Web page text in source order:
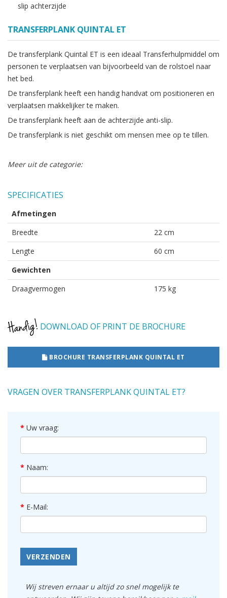
slip achterzijde
TRANSFERPLANK QUINTAL ET
De transferplank Quintal ET is een ideaal Transferhulpmiddel om
personen te verplaatsen van bijvoorbeeld van de rolstoel naar
het bed.
De transferplank heeft een handig handvat om positioneren en
verplaatsen makkelijker te maken.
De transferplank heeft aan de achterzijde anti-slip.
De transferplank is niet geschikt om mensen mee op te tillen.
Meer uit de categorie:
SPECIFICATIES
Afmetingen
Breedte
22 cm
Lengte
60 cm
Gewichten
Draagvermogen
175 kg
DOWNLOAD OF PRINT DE BROCHURE
BROCHURE TRANSFERPLANK QUINTAL ET
VRAGEN OVER TRANSFERPLANK QUINTAL ET?
Uw vraag:
Naam:
E-Mail:
VERZENDEN
Wij streven ernaar u altijd zo snel mogelijk te